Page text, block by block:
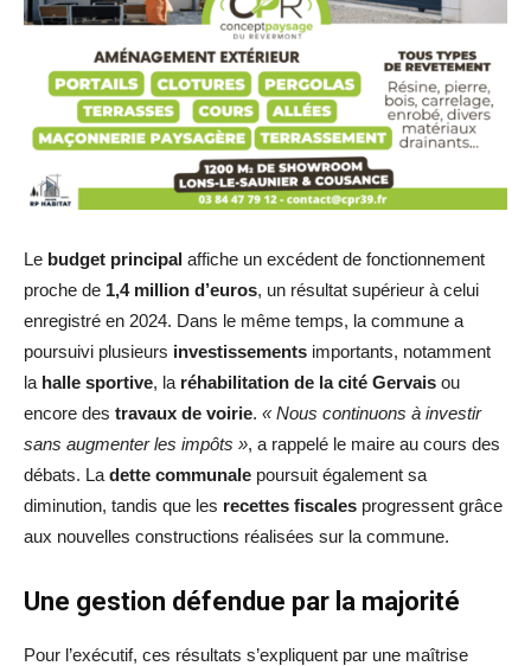
Le budget principal affiche un excédent de fonctionnement
proche de 1,4 million d’euros, un résultat supérieur à celui
enregistré en 2024. Dans le même temps, la commune a
poursuivi plusieurs investissements importants, notamment
la halle sportive, la réhabilitation de la cité Gervais ou
encore des travaux de voirie. « Nous continuons à investir
sans augmenter les impôts », a rappelé le maire au cours des
débats. La dette communale poursuit également sa
diminution, tandis que les recettes fiscales progressent grâce
aux nouvelles constructions réalisées sur la commune.
Une gestion défendue par la majorité
Pour l’exécutif, ces résultats s’expliquent par une maîtrise